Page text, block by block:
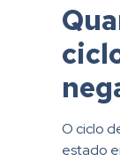
O ciclo
estado